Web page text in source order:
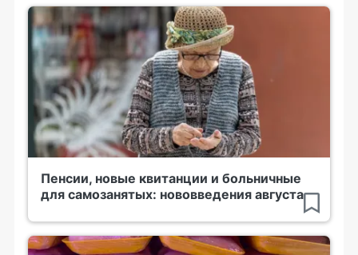
Пенсии, новые квитанции и больничные
для самозанятых: нововведения августа